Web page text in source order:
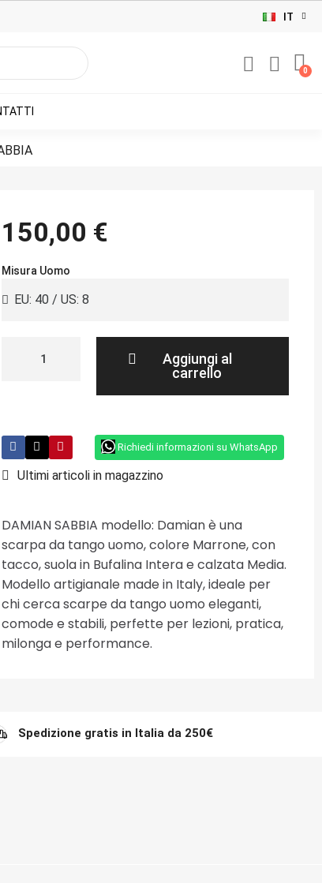
IT
150,00 €
Misura Uomo
Aggiungi al
carrello
Richiedi informazioni su WhatsApp
Ultimi articoli in magazzino
DAMIAN SABBIA modello: Damian è una
scarpa da tango uomo, colore Marrone, con
tacco, suola in Bufalina Intera e calzata Media.
Modello artigianale made in Italy, ideale per
chi cerca scarpe da tango uomo eleganti,
comode e stabili, perfette per lezioni, pratica,
milonga e performance.
Spedizione gratis in Italia da 250€